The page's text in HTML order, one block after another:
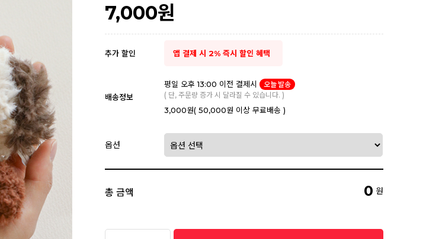
7,000원
추가 할인 앱 결제 시 2% 즉시 할인 혜택
배송정보
평일 오후 13:00 이전 결제시
오늘 발송
( 단, 주문량 증가 시 달라질 수 있습니다. )
3,000원( 50,000원 이상 무료배송 )
옵션
총 금액 0 원